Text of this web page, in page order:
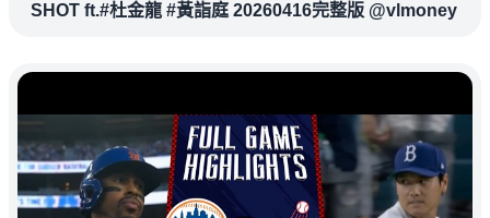
SHOT ft.#杜金龍 #黃詣庭 20260416完整版 @vlmoney